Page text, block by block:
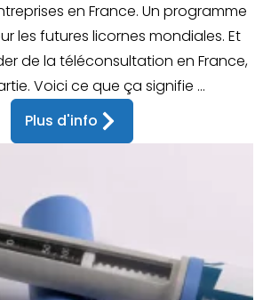
en France. Un programme
les futures licornes mondiales. Et
de la téléconsultation en France,
Voici ce que ça signifie ...
Plus d'info